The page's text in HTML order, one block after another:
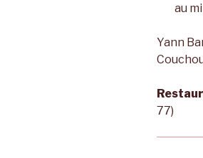
au
Yann
77)